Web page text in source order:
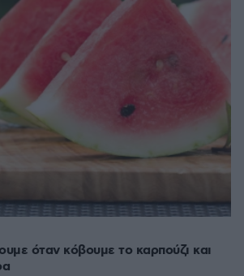
όταν κόβουμε το καρπούζι και